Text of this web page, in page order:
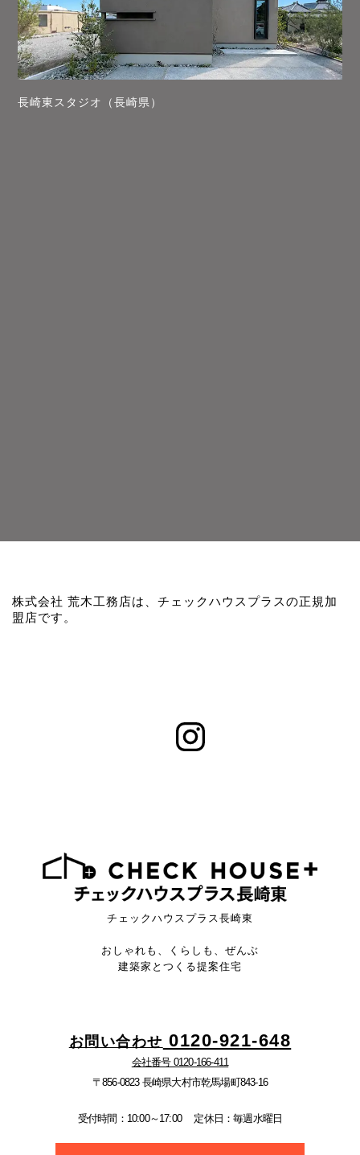
長崎東スタジオ（長崎県）
株式会社 荒木工務店は、チェックハウスプラスの正規加
盟店です。
チェックハウスプラス長崎東
おしゃれも、くらしも、ぜんぶ
建築家とつくる提案住宅
お問い合わせ 0120-921-648
会社番号 0120-166-411
〒856-0823 長崎県大村市乾馬場町843-16
受付時間：10:00～17:00 定休日：毎週水曜日